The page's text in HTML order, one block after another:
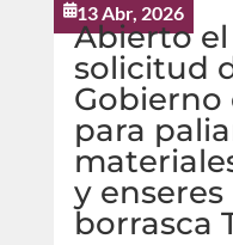
13 Abr, 2026
Abierto
solicitud
Gobierno
para
y enseres
borrasca